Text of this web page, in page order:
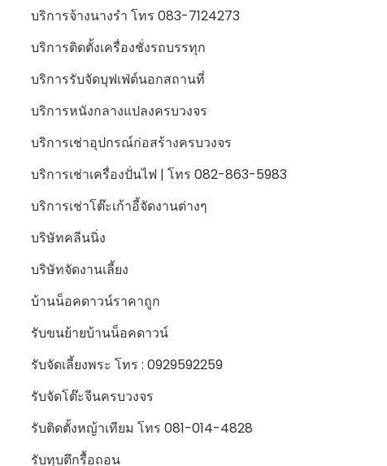
บริการจ้างนางรำ โทร 083-7124273
บริการติดตั้งเครื่องชั่งรถบรรทุก
บริการรับจัดบุฟเฟ่ต์นอกสถานที่
บริการหนังกลางแปลงครบวงจร
บริการเช่าอุปกรณ์ก่อสร้างครบวงจร
บริการเช่าเครื่องปั่นไฟ | โทร 082-863-5983
บริการเช่าโต๊ะเก้าอี้จัดงานต่างๆ
บริษัทคลีนนิ่ง
บริษัทจัดงานเลี้ยง
บ้านน็อคดาวน์ราคาถูก
รับขนย้ายบ้านน็อคดาวน์
รับจัดเลี้ยงพระ โทร : 0929592259
รับจัดโต๊ะจีนครบวงจร
รับติดตั้งหญ้าเทียม โทร 081-014-4828
รับทุบตึกรื้อถอน